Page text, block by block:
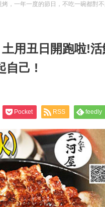
，一年一度的節日，不吃一碗都對
用丑日開跑啦!
自己 !
Pocket RSS feedly